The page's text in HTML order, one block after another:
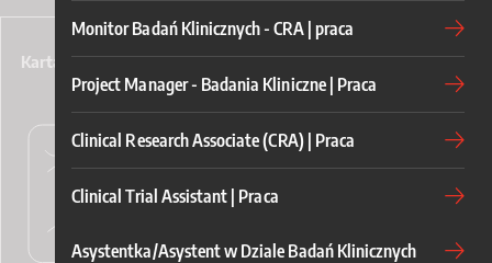
Karta Multisport
Monitor Badań Klinicznych - CRA | praca
Project Manager - Badania Kliniczne | Praca
Clinical Research Associate (CRA) | Praca
Clinical Trial Assistant | Praca
Asystentka/Asystent w Dziale Badań Klinicznych